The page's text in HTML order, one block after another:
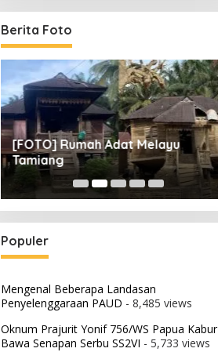
Berita Foto
[FOTO] Rumah Adat Melayu
Tamiang
Populer
Mengenal Beberapa Landasan
Penyelenggaraan PAUD - 8,485 views
Oknum Prajurit Yonif 756/WS Papua Kabur
Bawa Senapan Serbu SS2VI - 5,733 views